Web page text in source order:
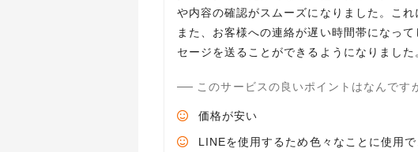
や内容の確認がスムーズになりました。こ
また、お客様への連絡が遅い時間帯になっ
このサービスの良いポイントはなんです
価格が安い
LINEを使用するため色々なことに使用で